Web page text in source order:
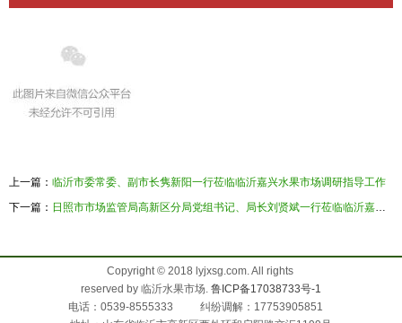
上一篇： 临沂市委常委、副市长隽新阳一行莅临临沂嘉兴水果市场调研指导工作
下一篇： 日照市市场监管局高新区分局党组书记、局长刘贤斌一行莅临临沂嘉兴水果市场参观考察
Copyright © 2018 lyjxsg.com. All rights
reserved by 临沂水果市场. 鲁ICP备17038733号-1
电话：0539-8555333 纠纷调解：17753905851